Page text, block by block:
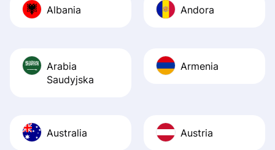
Recommend it!
Albania Andora
Arabia
Saudyjska
Armenia
Australia Austria